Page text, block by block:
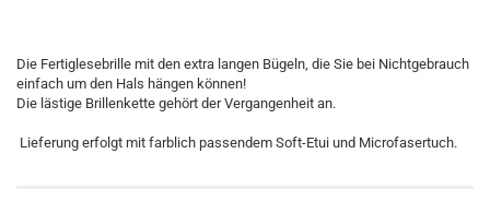
Die Fertiglesebrille mit den extra langen Bügeln, die Sie bei Nichtgebrauch
einfach um den Hals hängen können!
Die lästige Brillenkette gehört der Vergangenheit an.
Lieferung erfolgt mit farblich passendem Soft-Etui und Microfasertuch.